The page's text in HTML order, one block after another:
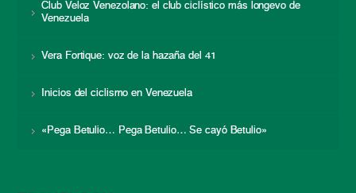
Club Veloz Venezolano: el club ciclístico más longevo de
Venezuela
Vera Fortique: voz de la hazaña del 41
Inicios del ciclismo en Venezuela
«Pega Betulio… Pega Betulio… Se cayó Betulio»